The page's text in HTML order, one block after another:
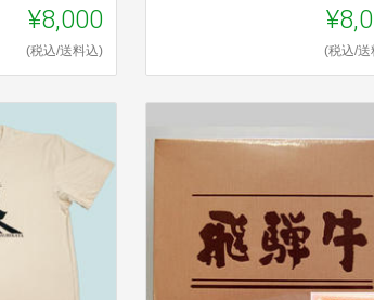
¥8,000
(税込/送料込) (税込/送